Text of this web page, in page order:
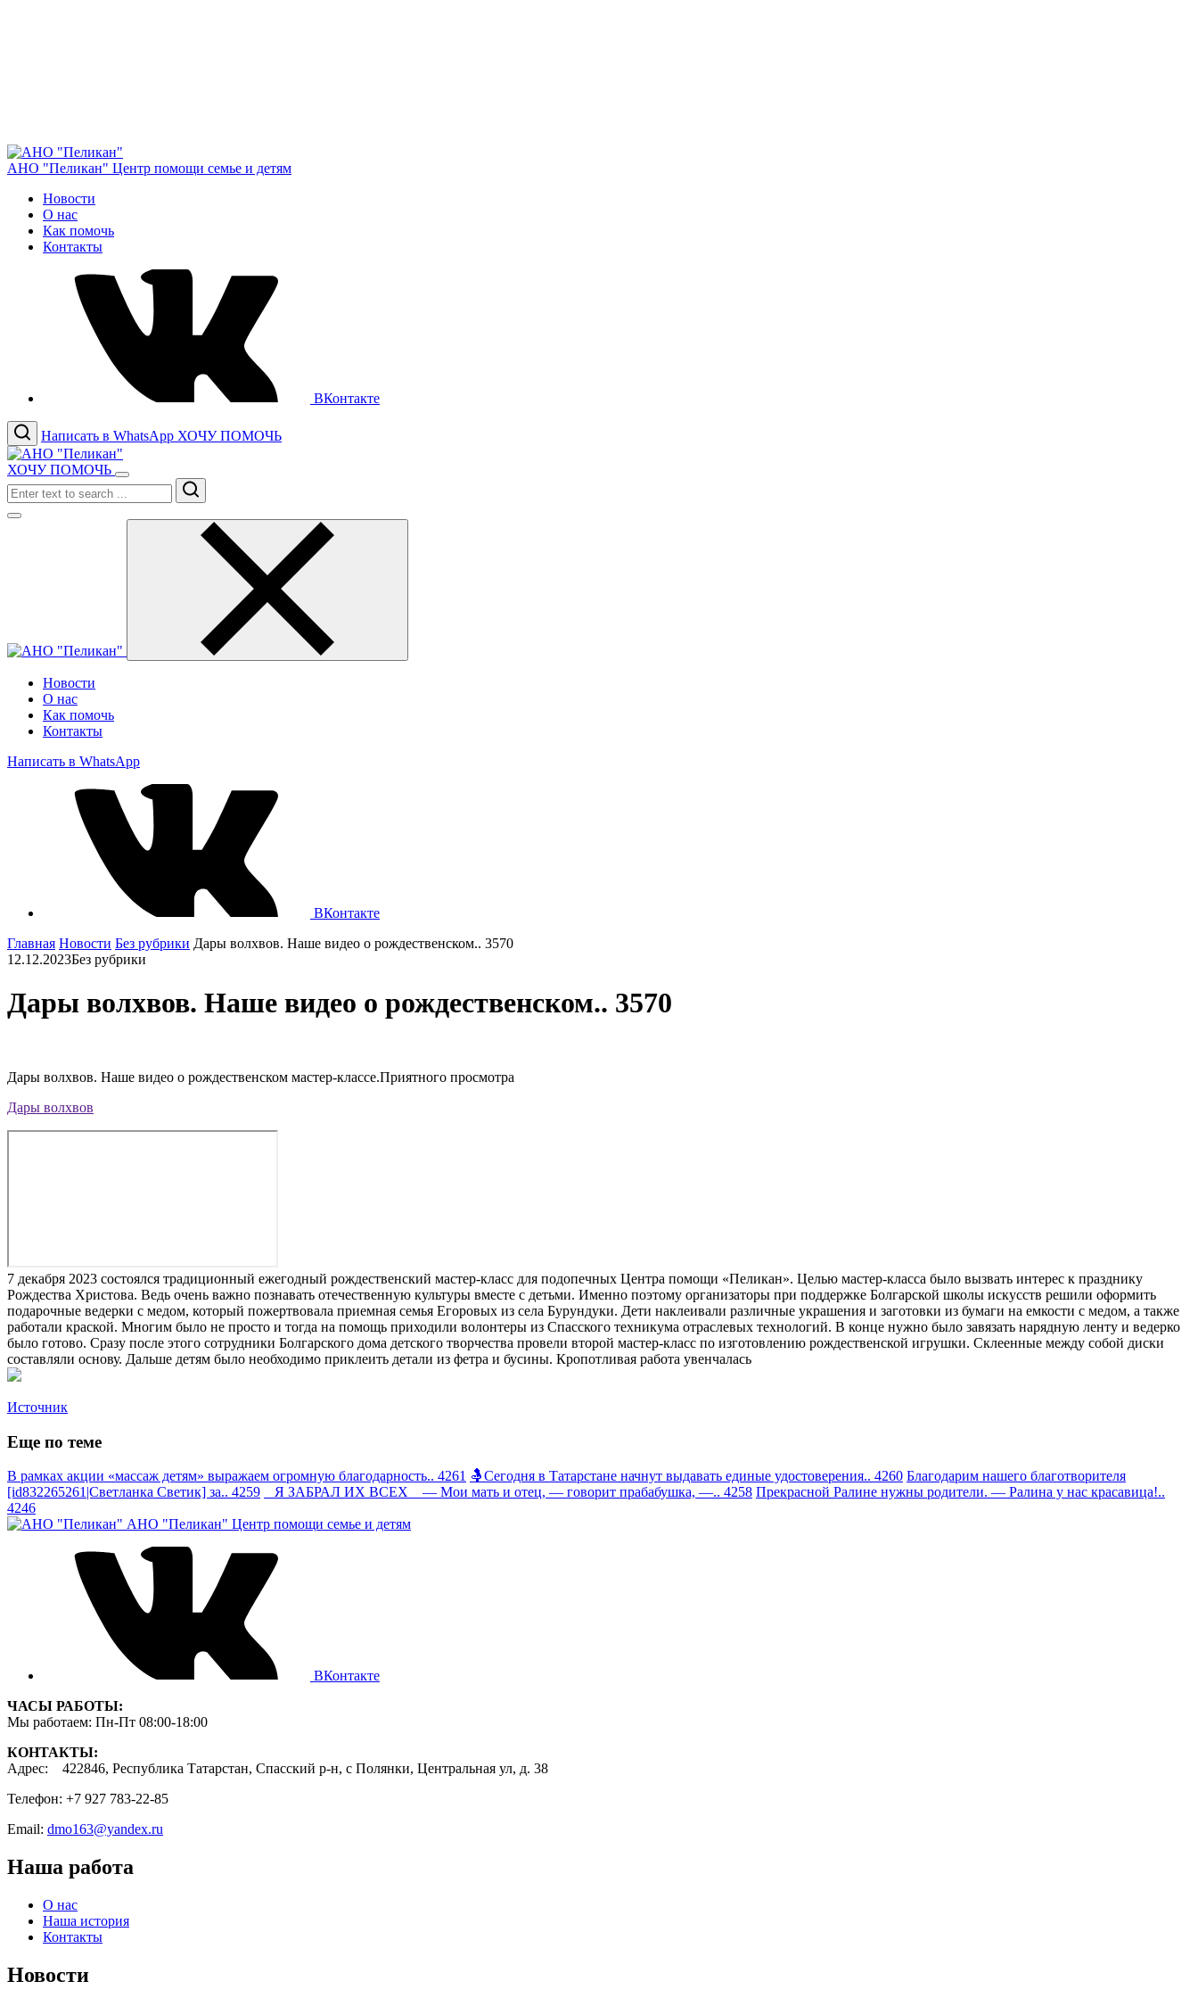
АНО "Пеликан" Центр помощи семье и детям
Новости
О нас
Как помочь
Контакты
ВКонтакте
Написать в WhatsApp ХОЧУ ПОМОЧЬ
ХОЧУ ПОМОЧЬ
Search
Новости
О нас
Как помочь
Контакты
Написать в WhatsApp
ВКонтакте
Главная Новости Без рубрики Дары волхвов. Наше видео о рождественском.. 3570
12.12.2023Без рубрики
Дары волхвов. Наше видео о рождественском.. 3570
Дары волхвов. Наше видео о рождественском мастер-классе.Приятного просмотра
Дары волхвов
7 декабря 2023 состоялся традиционный ежегодный рождественский мастер-класс для подопечных Центра помощи «Пеликан». Целью мастер-класса было вызвать интерес к празднику
Рождества Христова. Ведь очень важно познавать отечественную культуры вместе с детьми. Именно поэтому организаторы при поддержке Болгарской школы искусств решили оформить
подарочные ведерки с медом, который пожертвовала приемная семья Егоровых из села Бурундуки. Дети наклеивали различные украшения и заготовки из бумаги на емкости с медом, а также
работали краской. Многим было не просто и тогда на помощь приходили волонтеры из Спасского техникума отраслевых технологий. В конце нужно было завязать нарядную ленту и ведерко
было готово. Сразу после этого сотрудники Болгарского дома детского творчества провели второй мастер-класс по изготовлению рождественской игрушки. Склеенные между собой диски
составляли основу. Дальше детям было необходимо приклеить детали из фетра и бусины. Кропотливая работа увенчалась
Источник
Еще по теме
В рамках акции «массаж детям» выражаем огромную благодарность.. 4261 🤱Сегодня в Татарстане начнут выдавать единые удостоверения.. 4260 Благодарим нашего благотворителя
[id832265261|Светланка Светик] за.. 4259
Я ЗАБРАЛ ИХ ВСЕХ — Мои мать и отец, — говорит прабабушка, —.. 4258 Прекрасной Ралине нужны родители. — Ралина у нас красавица!..
4246
АНО "Пеликан" Центр помощи семье и детям
ВКонтакте
ЧАСЫ РАБОТЫ:
Мы работаем: Пн-Пт 08:00-18:00
КОНТАКТЫ:
Адрес: 422846, Республика Татарстан, Спасский р-н, с Полянки, Центральная ул, д. 38
Телефон: +7 927 783-22-85
Email: dmo163@yandex.ru
Наша работа
О нас
Наша история
Контакты
Новости